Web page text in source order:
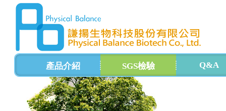
產品介紹 SGS檢驗 Q&A